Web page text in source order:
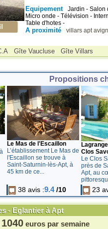
Equipement
Jardin - Salon
Micro onde - Télévision -
Table d'hotes -
A proximité villars apt
Gîte Vaucluse Gîte Villars
Propositions
Le Mas de l'Escaillon
L’établissement Le Mas de
l'Escaillon se trouve à
Saint-Saturnin-lès-Apt, à
45 km de ce...
Clos
Le Clos
près de
Apt, au
38 avis :9.4/10 23
- Eglantier à Apt
1040 euros par semaine